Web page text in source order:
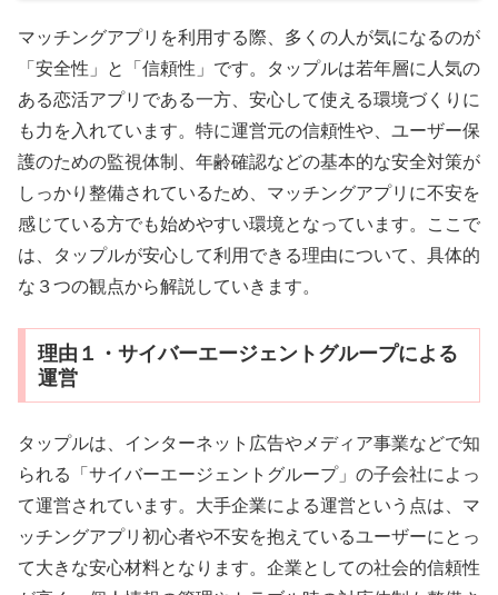
マッチングアプリを利用する際、多くの人が気になるのが
「安全性」と「信頼性」です。タップルは若年層に人気の
ある恋活アプリである一方、安心して使える環境づくりに
も力を入れています。特に運営元の信頼性や、ユーザー保
護のための監視体制、年齢確認などの基本的な安全対策が
しっかり整備されているため、マッチングアプリに不安を
感じている方でも始めやすい環境となっています。ここで
は、タップルが安心して利用できる理由について、具体的
な３つの観点から解説していきます。
理由１・サイバーエージェントグループによる
運営
タップルは、インターネット広告やメディア事業などで知
られる「サイバーエージェントグループ」の子会社によっ
て運営されています。大手企業による運営という点は、マ
ッチングアプリ初心者や不安を抱えているユーザーにとっ
て大きな安心材料となります。企業としての社会的信頼性